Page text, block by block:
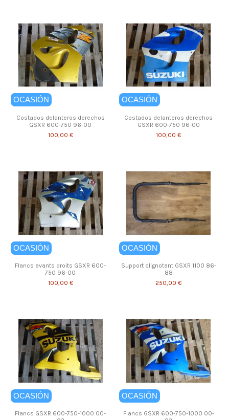
OCASIÓN
Costados delanteros derechos
GSXR 600-750 96-00
100,00 €
OCASIÓN
Costados delanteros derechos
GSXR 600-750 96-00
100,00 €
OCASIÓN
Flancs avants droits GSXR 600-
750 96-00
100,00 €
OCASIÓN
Support clignotant GSXR 1100 86-
88
250,00 €
OCASIÓN
Flancs GSXR 600-750-1000 00-
OCASIÓN
Flancs GSXR 600-750-1000 00-